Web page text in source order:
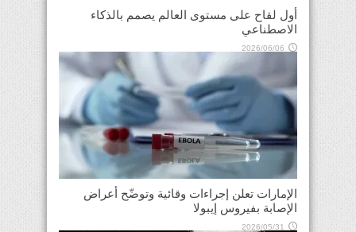
أول لقاح على مستوى العالم يصمم بالذكاء
الاصطناعي
2026/06/06
الإمارات تعلن إجراءات وقائية وتوضّح أعراض
الإصابة بفيروس إيبولا
2026/05/31